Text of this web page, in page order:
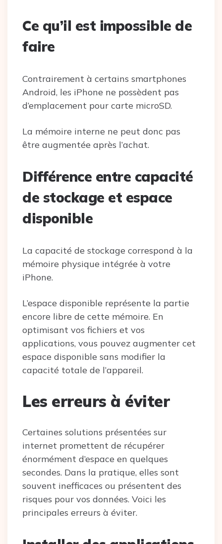
Ce qu’il est impossible de
faire
Contrairement à certains smartphones
Android, les iPhone ne possèdent pas
d’emplacement pour carte microSD.
La mémoire interne ne peut donc pas
être augmentée après l’achat.
Différence entre capacité
de stockage et espace
disponible
La capacité de stockage correspond à la
mémoire physique intégrée à votre
iPhone.
L’espace disponible représente la partie
encore libre de cette mémoire. En
optimisant vos fichiers et vos
applications, vous pouvez augmenter cet
espace disponible sans modifier la
capacité totale de l’appareil.
Les erreurs à éviter
Certaines solutions présentées sur
internet promettent de récupérer
énormément d’espace en quelques
secondes. Dans la pratique, elles sont
souvent inefficaces ou présentent des
risques pour vos données. Voici les
principales erreurs à éviter.